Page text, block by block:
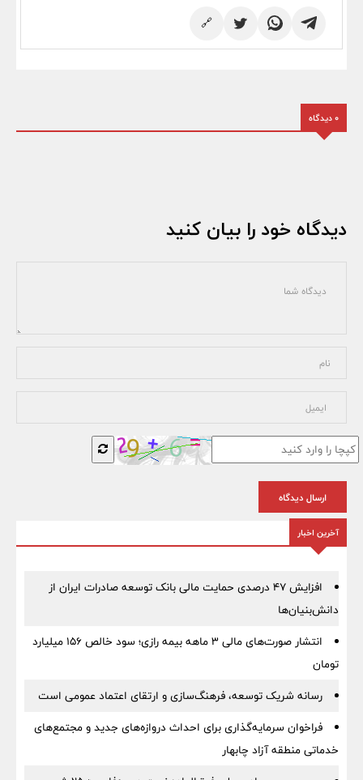
🔗
0 دیدگاه
دیدگاه خود را بیان کنید
ارسال دیدگاه
آخرین اخبار
افزایش ۴۷ درصدی حمایت مالی بانک توسعه صادرات ایران از
دانش‌بنیان‌ها
انتشار صورت‌های مالی ۳ ماهه بیمه رازی؛ سود خالص ۱۵۶ میلیارد
تومان
رسانه شریک توسعه، فرهنگ‌سازی و ارتقای اعتماد عمومی است
فراخوان سرمایه‌گذاری برای احداث دروازه‌های جدید و مجتمع‌های
خدماتی منطقه آزاد چابهار